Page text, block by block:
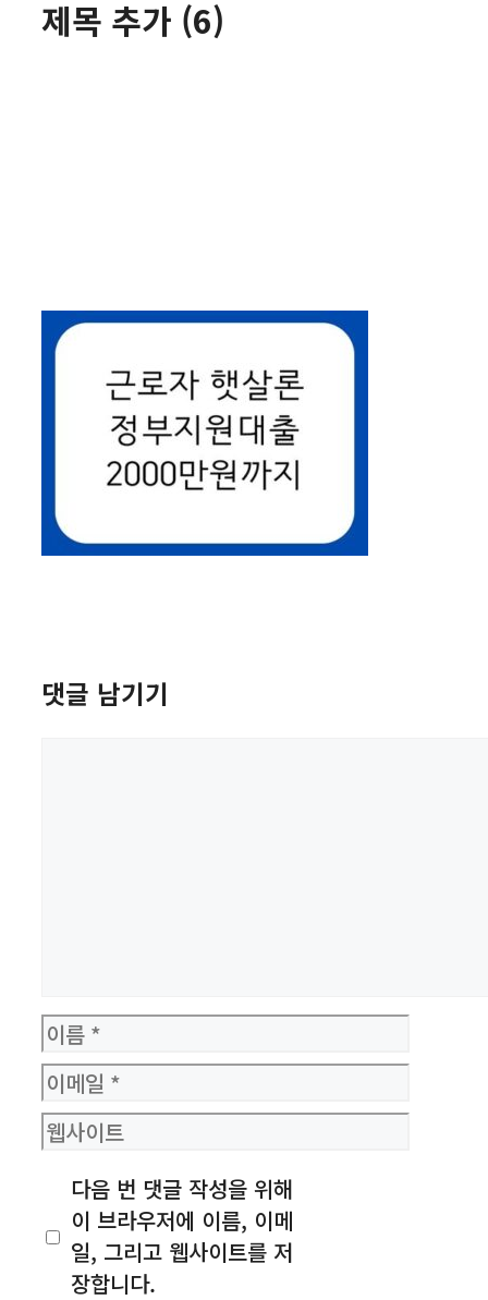
제목 추가 (6)
댓글 남기기
이
름
이
메
일
웹
사
다음 번 댓글 작성을 위해
이 브라우저에 이름, 이메
일, 그리고 웹사이트를 저
장합니다.